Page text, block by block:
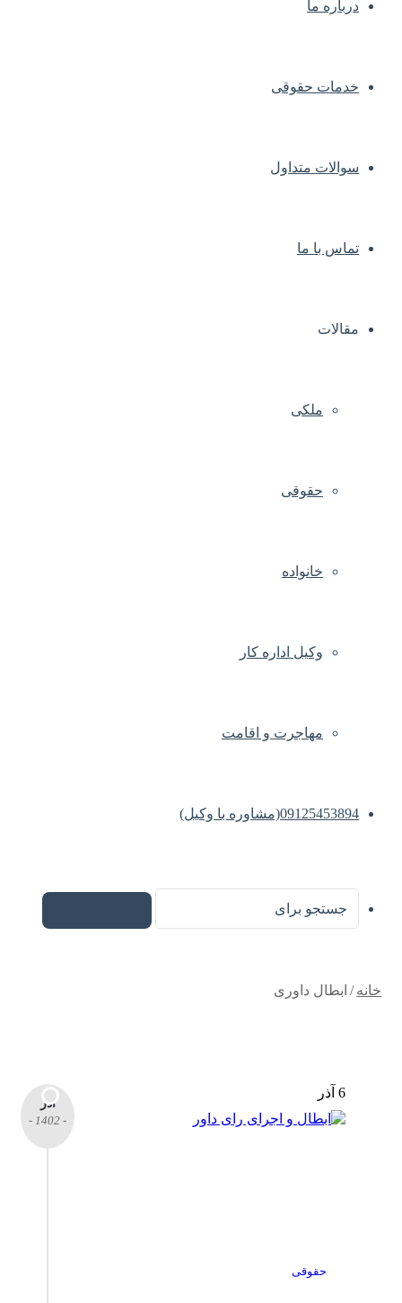
درباره ما
خدمات حقوقی
سوالات متداول
تماس با ما
مقالات
ملکی
حقوقی
خانواده
وکیل اداره کار
مهاجرت و اقامت
09125453894(مشاوره با وکیل)
خانه / ابطال داوری
آذر
- 1402 -
6 آذر
حقوقی